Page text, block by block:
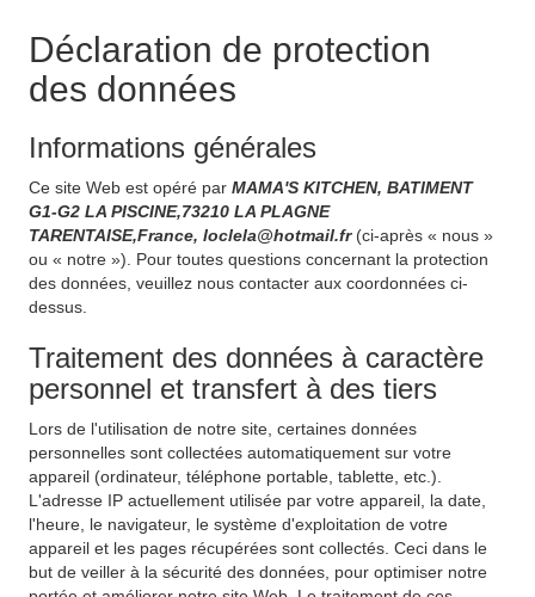
Déclaration de protection
des données
Informations générales
Ce site Web est opéré par MAMA'S KITCHEN, BATIMENT
G1-G2 LA PISCINE,73210 LA PLAGNE
TARENTAISE,France, loclela@hotmail.fr (ci-après « nous »
ou « notre »). Pour toutes questions concernant la protection
des données, veuillez nous contacter aux coordonnées ci-
dessus.
Traitement des données à caractère
personnel et transfert à des tiers
Lors de l'utilisation de notre site, certaines données
personnelles sont collectées automatiquement sur votre
appareil (ordinateur, téléphone portable, tablette, etc.).
L'adresse IP actuellement utilisée par votre appareil, la date,
l'heure, le navigateur, le système d'exploitation de votre
appareil et les pages récupérées sont collectés. Ceci dans le
but de veiller à la sécurité des données, pour optimiser notre